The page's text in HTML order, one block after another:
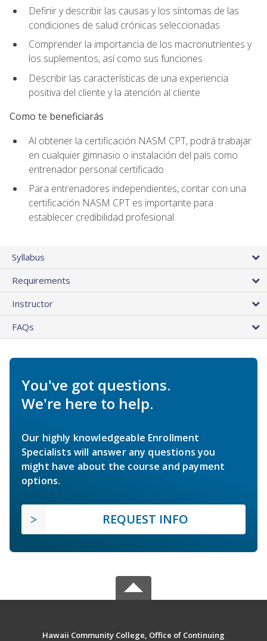
Definir y describir las causas y los síntomas de las
condiciones de salud crónicas seleccionadas
Comprender la importancia de los macronutrientes y
los suplementos, así como sus funciones
Describir las características de una experiencia
positiva del cliente y la atención al cliente
Como te beneficiarás
Al obtener la certificación NASM CPT, podrá trabajar
en cualquier gimnasio o instalación del país como
entrenador personal certificado
Para entrenadores independientes, contar con una
certificación NASM CPT es importante para
establecer credibilidad profesional.
Syllabus
Requirements
Instructor
FAQs
You've got questions.
We're here to help.
Our highly knowledgeable Enrollment
Specialists will answer any questions you
might have about the course and payment
options.
REQUEST INFO
Hawaii Community College, Office of Continuing